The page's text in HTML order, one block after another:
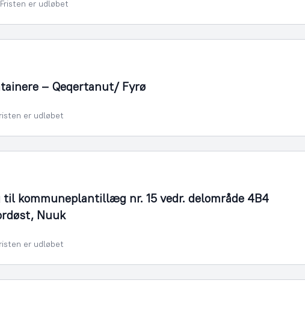
Fristen er udløbet
– Qeqertanut/ Fyrø
er udløbet
kommuneplantillæg nr. 15 vedr. delområde 4B4
Nuuk
er udløbet